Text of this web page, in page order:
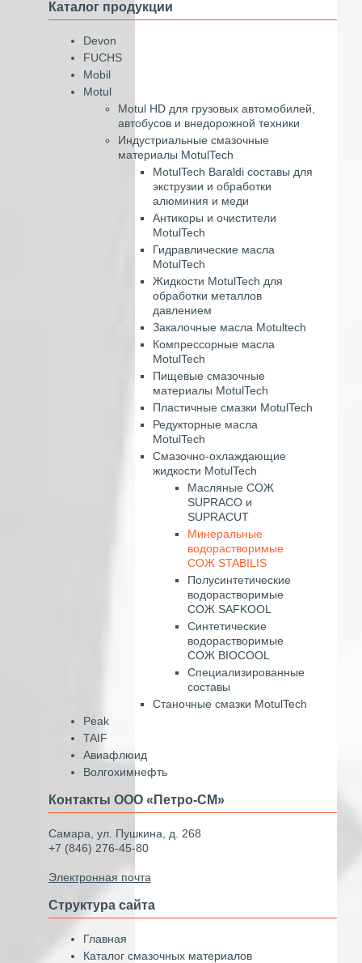
Каталог продукции
Devon
FUCHS
Mobil
Motul
Motul HD для грузовых автомобилей,
автобусов и внедорожной техники
Индустриальные смазочные
материалы MotulTech
MotulTech Baraldi составы для
экструзии и обработки
алюминия и меди
Антикоры и очистители
MotulTech
Гидравлические масла
MotulTech
Жидкости MotulTech для
обработки металлов
давлением
Закалочные масла Motultech
Компрессорные масла
MotulTech
Пищевые смазочные
материалы MotulTech
Пластичные смазки MotulTech
Редукторные масла
MotulTech
Смазочно-охлаждающие
жидкости MotulTech
Масляные СОЖ
SUPRACO и
SUPRACUT
Минеральные
водорастворимые
СОЖ STABILIS
Полусинтетические
водорастворимые
СОЖ SAFKOOL
Синтетические
водорастворимые
СОЖ BIOCOOL
Специализированные
составы
Станочные смазки MotulTech
Peak
TAIF
Авиафлюид
Волгохимнефть
Контакты ООО «Петро-СМ»
Самара, ул. Пушкина, д. 268
+7 (846) 276-45-80
Электронная почта
Структура сайта
Главная
Каталог смазочных материалов